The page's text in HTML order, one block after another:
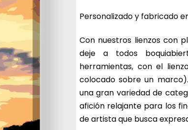
media
producto
es
de
0,0
sobre
5
estrellas.
Personalizado y fabricado
Con nuestros lienzos con
deje a todos
herramientas, con el
colocado sobre un
una gran variedad de
afición relajante para los
de artista que busca